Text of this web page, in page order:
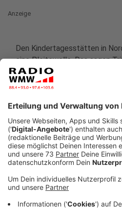
Anzeige
Den Kindertagesstätten in
eine Pleitewelle. Das sagen
schon seit über einem Jahr
werden sie nicht so richtig. Bei
die Kitas in NRW"wollen sie
Landesfamilienministerin
Unterschriftensammlung
mehr Geld bekommen
Anzeige